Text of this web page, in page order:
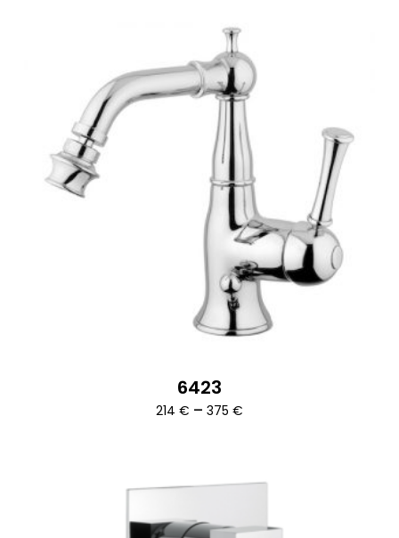
6423
214 € – 375 €Ártartomány: